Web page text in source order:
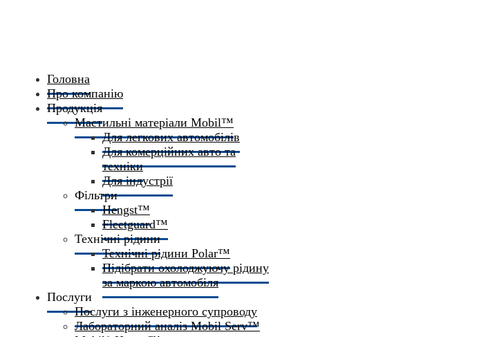
Головна
Про компанію
Продукція
Мастильні матеріали Mobil™
Для легкових автомобілів
Для комерційних авто та
техніки
Для індустрії
Фільтри
Hengst™
Fleetguard™
Технічні рідини
Технічні рідини Polar™
Підібрати охолоджуючу рідину
за маркою автомобіля
Послуги
Послуги з інженерного супроводу
Лабораторний аналіз Mobil Serv™